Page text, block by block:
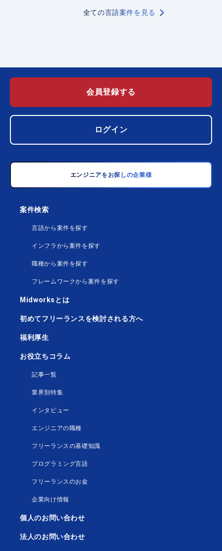
全ての言語案件を見る
会員登録する
ログイン
エンジニアをお探しの企業様
案件検索
言語から案件を探す
インフラから案件を探す
職種から案件を探す
フレームワークから案件を探す
Midworksとは
初めてフリーランスを検討される方へ
福利厚生
お役立ちコラム
記事一覧
業界別特集
インタビュー
エンジニアの職種
フリーランスの基礎知識
プログラミング言語
フリーランスのお金
企業向け情報
個人のお問い合わせ
法人のお問い合わせ